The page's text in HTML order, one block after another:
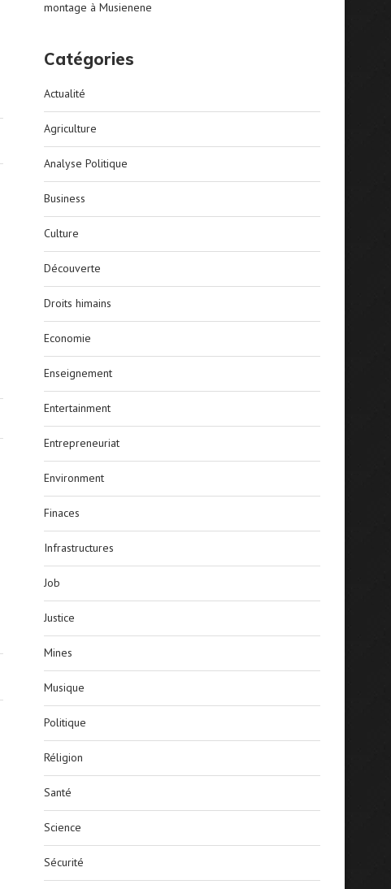
montage à Musienene
Catégories
Actualité
Agriculture
Analyse Politique
Business
Culture
Découverte
Droits himains
Economie
Enseignement
Entertainment
Entrepreneuriat
Environment
Finaces
Infrastructures
Job
Justice
Mines
Musique
Politique
Réligion
Santé
Science
Sécurité